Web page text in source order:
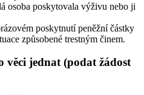
osoba poskytovala výživu nebo ji
poskytnutí peněžní částky
způsobené trestným činem.
věci jednat (podat žádost